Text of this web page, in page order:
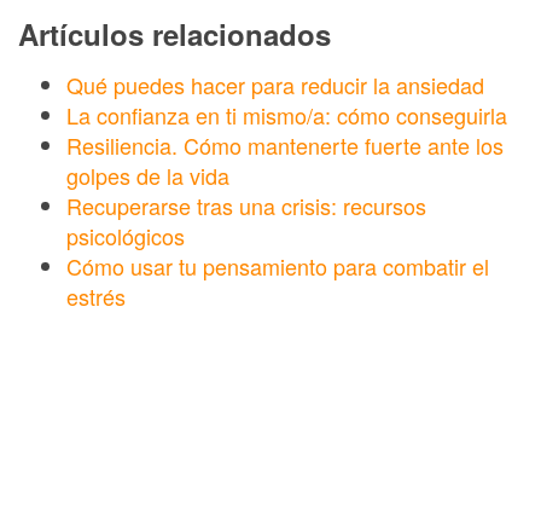
Artículos relacionados
Qué puedes hacer para reducir la ansiedad
La confianza en ti mismo/a: cómo conseguirla
Resiliencia. Cómo mantenerte fuerte ante los
golpes de la vida
Recuperarse tras una crisis: recursos
psicológicos
Cómo usar tu pensamiento para combatir el
estrés